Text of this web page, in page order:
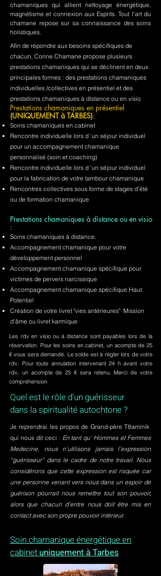
chamaniques qui allient nettoyage énergétique,
magnétisme et connexion aux Esprits. Tout l'art du
chamane repose sur sa connaissance des soins
holistiques.
Afin de répondre aux besoins spécifiques de
chacun, Corine Chamane propose plusieurs
prestations chamaniques qui se déclinent en deux
principales formes : des prestations chamaniques
individuelles /collectives en présentiel et des
prestations chamaniques à distance ou en visio
Prestations chamaniques en présentiel
(UNIQUEMENT à TARBES):
Soins chamaniques en cabinet
Rencontre individuelle lors d 'un séjour individuel
pour un accompagnement chamanique
personnalisé (soin et coaching)
Rencontre individuelle lors d 'un séjour individuel
pour la fabrication de votre tambour chamanique
Rencontres collectives sous forme de stages d'été
ou de formation chamanique
Prestations chamaniques à distance ou en visio
:
Soins chamaniques à distance.
Accompagnement chamanique pour votre
développement personnel
Accompagnement chamanique spécifique pour
victimes de pervers narcissique
Accompagnement chamanique spécifique Haut
Potentiel
Création de votre livret "vies antérieures" Mission
d'âme ou livret karmique
Les rdv en visio ou à distance sont payables lors de la
réservation. Pour les soins en cabinet, un acompte de 25
€ vous sera demandé. Le solde est à régler lors de votre
rdv. Pour toute annulation intervenant 24 h avant votre
rdv, un acompte de 25 € sera retenu. Merci de votre
compréhension
Quel est le rôle d'un guérisseur
dans la spiritualité autochtone ?
Je reprendrai les propos de Grand-père T8aminik
qui nous dit ceci : En tant qu' Hommes et Femmes
Medecine, nous n'utilisons jamais l’expression
“guérisseur” dans le cadre de notre travail. Nous
considérons que cette expression est risquée car
une personne venant vers nous dans un espoir de
guérison pourrait nous remettre tout son pouvoir,
alors que chacun d’entre nous doit être mis en
contact avec son propre pouvoir intérieur.
Soin chamanique énergétique en
cabinet uniquement à Tarbes